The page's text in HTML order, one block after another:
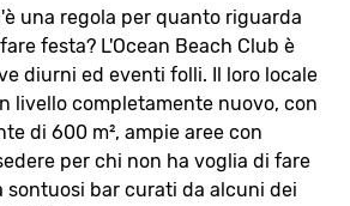
una regola per quanto riguarda
festa? L'Ocean Beach Club è
diurni ed eventi folli. Il loro locale
livello completamente nuovo, con
di 600 m², ampie aree con
per chi non ha voglia di fare
sontuosi bar curati da alcuni dei